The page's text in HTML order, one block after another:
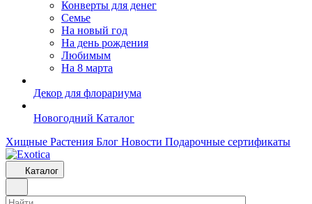
Конверты для денег
Семье
На новый год
На день рождения
Любимым
На 8 марта
Декор для флорариума
Новогодний Каталог
Хищные Растения Блог Новости Подарочные сертификаты
Каталог